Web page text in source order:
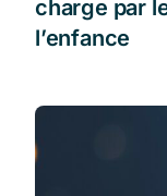
charge par
l’enfance